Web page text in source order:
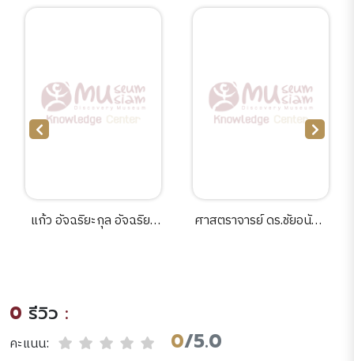
แก้ว อัจฉริยะกุล อัจฉริยะ
ศาสตราจารย์ ดร.ชัยอนันต์
0 รีวิว :
คะแนน: 0/5.0